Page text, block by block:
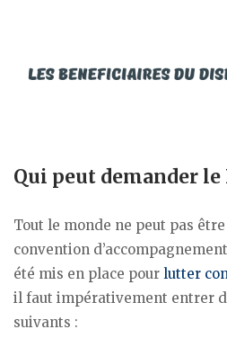
Qui peut demander le
Tout le monde ne peut pas être
convention
été mis en place pour lutter
il faut impérativement entrer
suivants :